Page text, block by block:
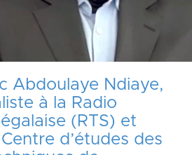
Abdoulaye Ndiaye,
à la Radio
(RTS) et
d’études des